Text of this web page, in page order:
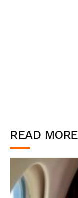
READ MORE